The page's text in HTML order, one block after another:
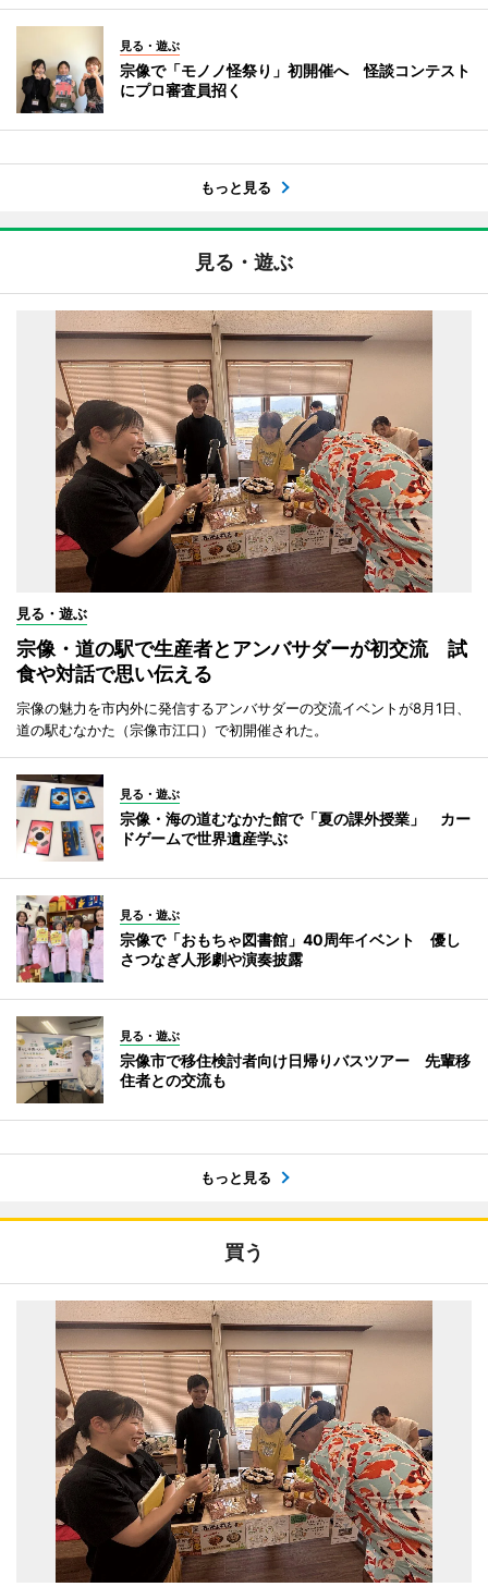
見る・遊ぶ
宗像で「モノノ怪祭り」初開催へ 怪談コンテスト
にプロ審査員招く
もっと見る
見る・遊ぶ
見る・遊ぶ
宗像・道の駅で生産者とアンバサダーが初交流 試
食や対話で思い伝える
宗像の魅力を市内外に発信するアンバサダーの交流イベントが8月1日、
道の駅むなかた（宗像市江口）で初開催された。
見る・遊ぶ
宗像・海の道むなかた館で「夏の課外授業」 カー
ドゲームで世界遺産学ぶ
見る・遊ぶ
宗像で「おもちゃ図書館」40周年イベント 優し
さつなぎ人形劇や演奏披露
見る・遊ぶ
宗像市で移住検討者向け日帰りバスツアー 先輩移
住者との交流も
もっと見る
買う